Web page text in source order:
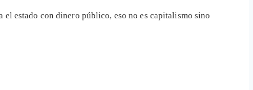
estado con dinero público, eso no es capitalismo sino